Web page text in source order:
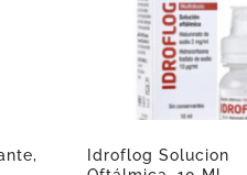
Idroflog Solucion